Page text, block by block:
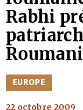
Rabhi
CATÉGORIES
EUROPE
22 octobre 2009